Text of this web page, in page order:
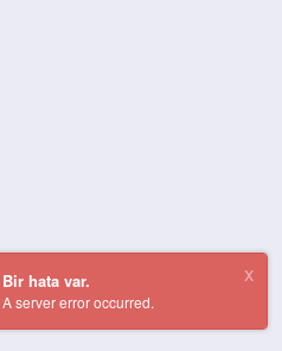
Bir hata var.
A server error occurred.